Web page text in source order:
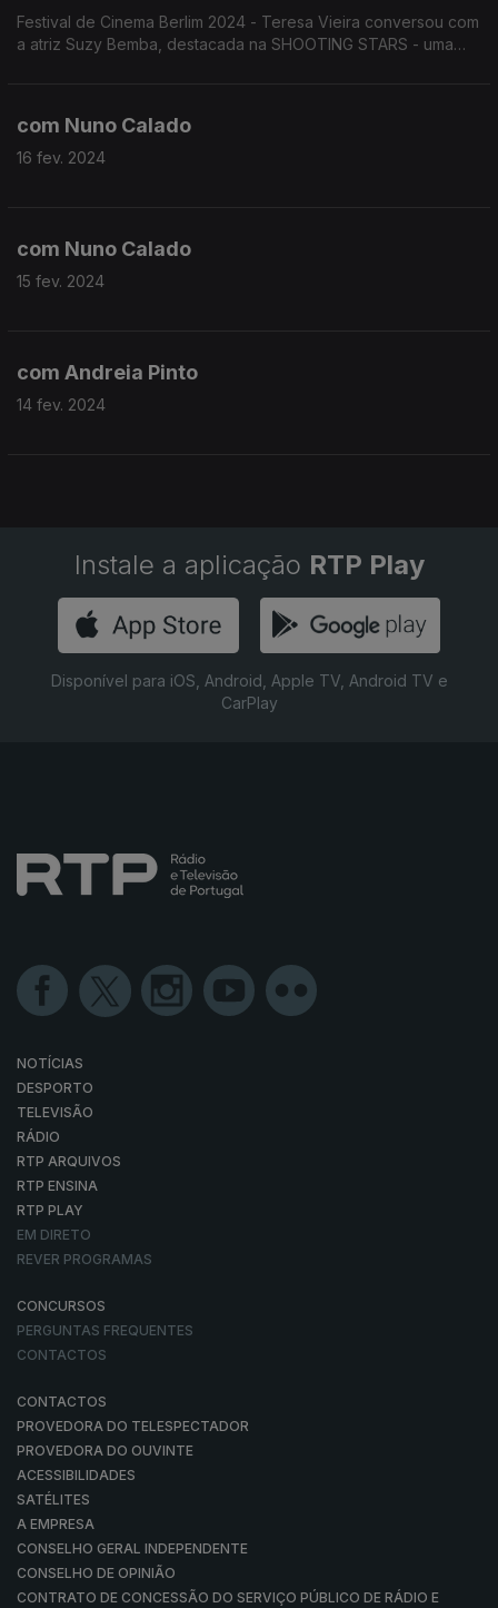
Festival de Cinema Berlim 2024 - Teresa Vieira conversou com
a atriz Suzy Bemba, destacada na SHOOTING STARS - uma
com Nuno Calado
16 fev. 2024
com Nuno Calado
15 fev. 2024
com Andreia Pinto
14 fev. 2024
Instale a aplicação RTP Play
Disponível para iOS, Android, Apple TV, Android TV e
CarPlay
NOTÍCIAS
DESPORTO
TELEVISÃO
RÁDIO
RTP ARQUIVOS
RTP ENSINA
RTP PLAY
EM DIRETO
REVER PROGRAMAS
CONCURSOS
PERGUNTAS FREQUENTES
CONTACTOS
CONTACTOS
PROVEDORA DO TELESPECTADOR
PROVEDORA DO OUVINTE
ACESSIBILIDADES
SATÉLITES
A EMPRESA
CONSELHO GERAL INDEPENDENTE
CONSELHO DE OPINIÃO
CONTRATO DE CONCESSÃO DO SERVIÇO PÚBLICO DE RÁDIO E